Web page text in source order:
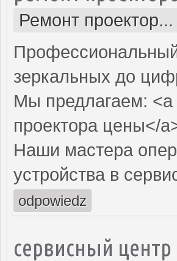
Ремонт
зеркальных до
Мы предлагаем: <a
проектора цены</
Наши мастера
устройства в
odpowiedz
сервисный центр